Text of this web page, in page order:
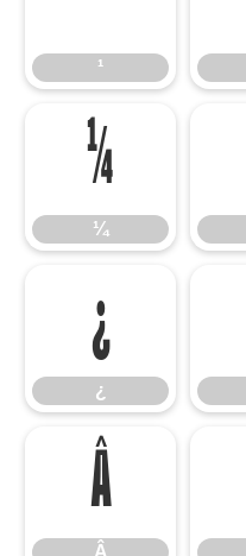
¹
¼
¼
¿
¿
Â
Â